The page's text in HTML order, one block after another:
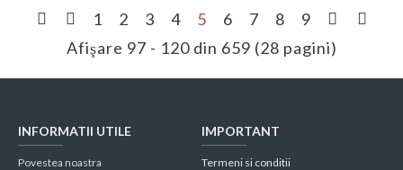
1 2 3 4 5 6 7 8
9
Afişare 97 - 120 din 659 (28 pagini)
INFORMATII UTILE
Povestea noastra
IMPORTANT
Termeni si conditii